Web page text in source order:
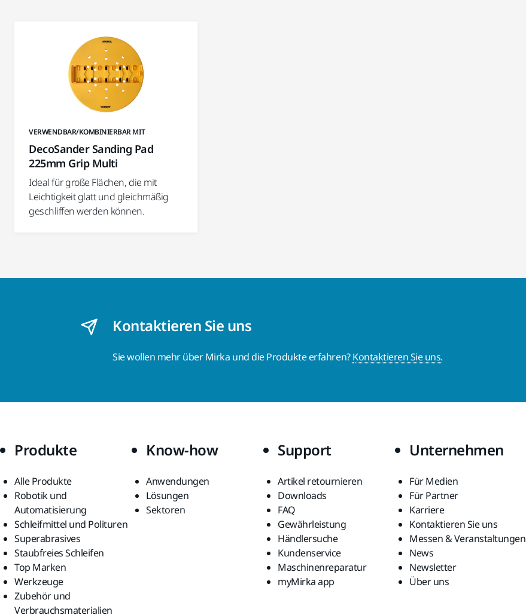
VERWENDBAR/KOMBINIERBAR MIT
DecoSander Sanding Pad
225mm Grip Multi
Ideal für große Flächen, die mit
Leichtigkeit glatt und gleichmäßig
geschliffen werden können.
Kontaktieren Sie uns
Sie wollen mehr über Mirka und die Produkte erfahren?Kontaktieren Sie uns.
Produkte
Alle Produkte
Robotik und
Automatisierung
Schleifmittel und Polituren
Superabrasives
Staubfreies Schleifen
Top Marken
Werkzeuge
Zubehör und
Verbrauchsmaterialien
Know-how
Anwendungen
Lösungen
Sektoren
Support
Artikel retournieren
Downloads
FAQ
Gewährleistung
Händlersuche
Kundenservice
Maschinenreparatur
myMirka app
Unternehmen
Für Medien
Für Partner
Karriere
Kontaktieren Sie uns
Messen & Veranstaltungen
News
Newsletter
Über uns